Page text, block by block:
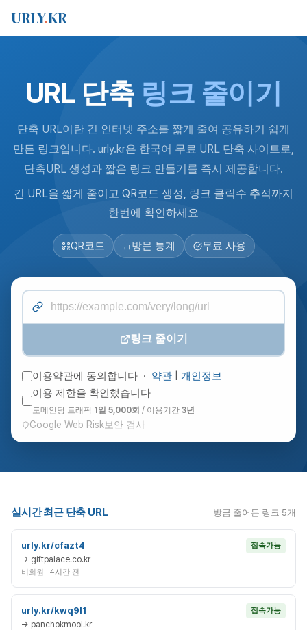
URLY.KR
URL 단축 링크 줄이기
단축 URL이란 긴 인터넷 주소를 짧게 줄여 공유하기 쉽게
만든 링크입니다. urly.kr은 한국어 무료 URL 단축 사이트로,
단축URL 생성과 짧은 링크 만들기를 즉시 제공합니다.
긴 URL을 짧게 줄이고 QR코드 생성, 링크 클릭수 추적까지
한번에 확인하세요
QR코드 방문 통계 무료 사용
링크 줄이기
이용약관에 동의합니다 · 약관
개인정보
이용 제한을 확인했습니다
도메인당 트래픽 1일 5,000회 / 이용기간 3년
Google Web Risk보안 검사
실시간 최근 단축 URL 방금 줄어든 링크 5개
urly.kr/cfazt4 접속가능
→ giftpalace.co.kr
비회원 4시간 전
urly.kr/kwq9l1 접속가능
→ panchokmool.kr